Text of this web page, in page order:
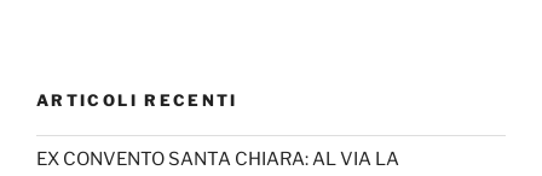
ARTICOLI RECENTI
EX CONVENTO SANTA CHIARA: AL VIA LA